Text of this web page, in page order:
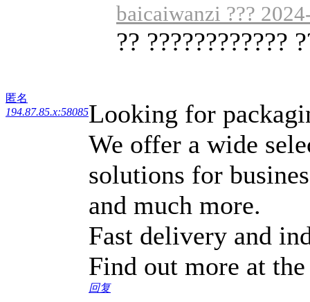
匿名
194.87.85.x:58085
baicaiwanzi ???
?? ????????????
Looking for
We offer a wide
solutions for
and much more.
Fast delivery and
Find out more at
回复